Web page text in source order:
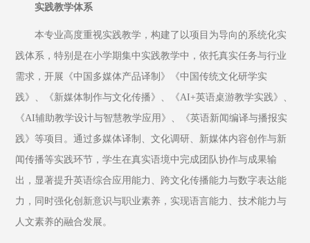
实践教学体系
本专业高度重视实践教学，构建了以项目为导向的系统化实
践体系，特别是在小学期集中实践教学中，依托真实任务与行业
需求，开展《中国多媒体产品译制》《中国传统文化研学实
践》、《新媒体制作与文化传播》、《AI+英语桌游教学实践》、
《AI辅助教学设计与智慧教学应用》、《英语新闻编译与播报实
践》等项目。通过多媒体译制、文化调研、新媒体内容创作与新
闻传播等实践环节，学生在真实语境中完成团队协作与成果输
出，显著提升英语综合应用能力、跨文化传播能力与数字表达能
力，同时强化创新意识与职业素养，实现语言能力、技术能力与
人文素养的融合发展。